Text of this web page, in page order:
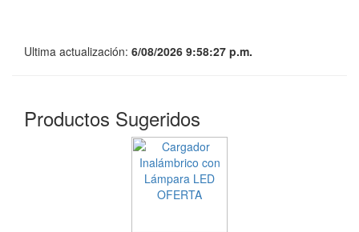
Ultima actualización: 6/08/2026 9:58:27 p.m.
Productos Sugeridos